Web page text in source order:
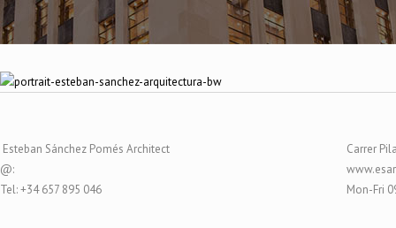
Esteban Sánchez Pomés Architect
@:
Tel: +34 657 895 046
Carrer
Mon-Fri